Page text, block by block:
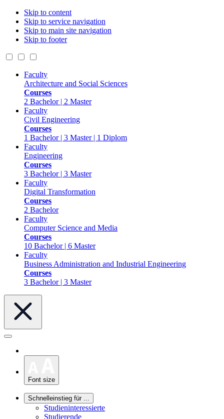
Skip to content
Skip to service navigation
Skip to main site navigation
Skip to footer
Faculty
Architecture and Social Sciences
Courses
2 Bachelor | 2 Master
Faculty
Civil Engineering
Courses
1 Bachelor | 3 Master | 1 Diplom
Faculty
Engineering
Courses
3 Bachelor | 3 Master
Faculty
Digital Transformation
Courses
2 Bachelor
Faculty
Computer Science and Media
Courses
10 Bachelor | 6 Master
Faculty
Business Administration and Industrial Engineering
Courses
3 Bachelor | 3 Master
Font size
Schnelleinstieg für ...
Studieninteressierte
Studierende